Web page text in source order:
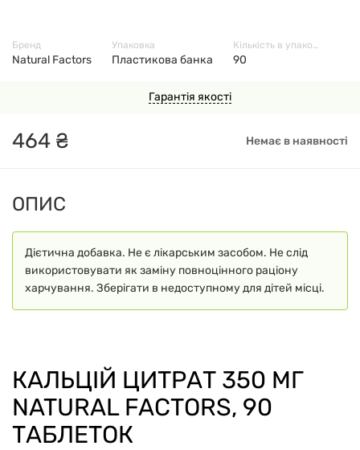
Гарантія якості
464 ₴ Немає в наявності
Бренд
Natural Factors
Упаковка
Пластикова банка
Кількість в упаковці
90
ОПИС
Дієтична добавка. Не є лікарським засобом. Не слід
використовувати як заміну повноцінного раціону
харчування. Зберігати в недоступному для дітей місці.
КАЛЬЦІЙ ЦИТРАТ 350 МГ
NATURAL FACTORS, 90
ТАБЛЕТОК